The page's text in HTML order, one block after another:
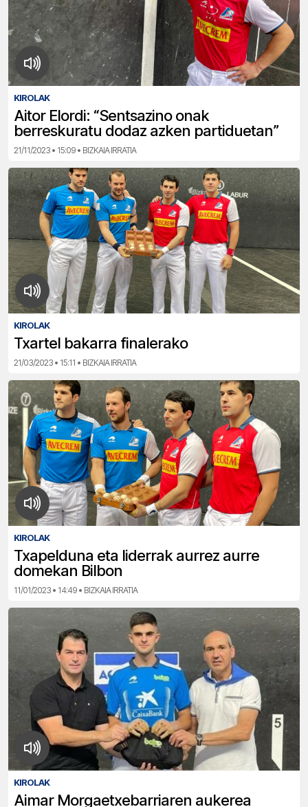
KIROLAK
Aitor Elordi: “Sentsazino onak
berreskuratu dodaz azken partiduetan”
21/11/2023 • 15:09 • BIZKAIA IRRATIA
KIROLAK
Txartel bakarra finalerako
21/03/2023 • 15:11 • BIZKAIA IRRATIA
KIROLAK
Txapelduna eta liderrak aurrez aurre
domekan Bilbon
11/01/2023 • 14:49 • BIZKAIA IRRATIA
KIROLAK
Aimar Morgaetxebarriaren aukerea